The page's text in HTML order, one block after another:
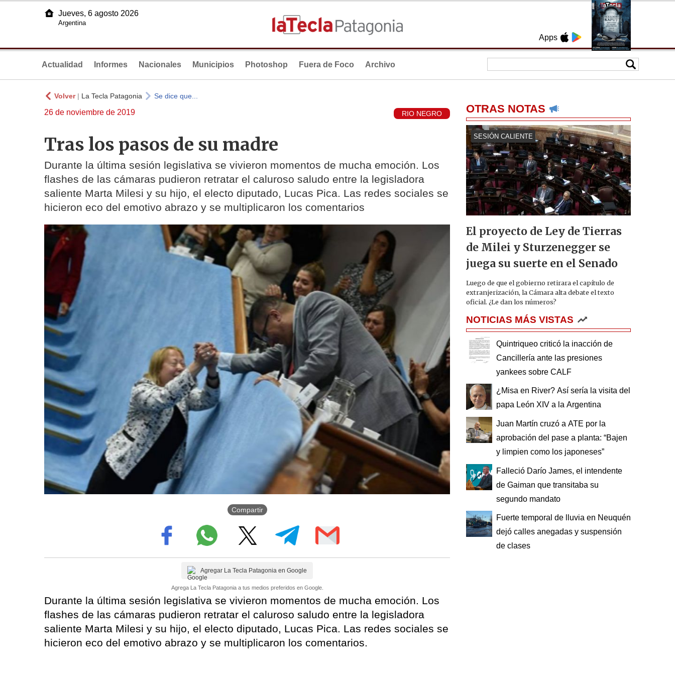
Apps
Jueves, 6 agosto 2026
Argentina
Actualidad Informes Nacionales Municipios Photoshop Fuera de Foco Archivo
Volver| La Tecla Patagonia Se dice que...
26 de noviembre de 2019 RIO NEGRO
Tras los pasos de su madre
Durante la última sesión legislativa se vivieron momentos de mucha emoción. Los
flashes de las cámaras pudieron retratar el caluroso saludo entre la legisladora
saliente Marta Milesi y su hijo, el electo diputado, Lucas Pica. Las redes sociales se
hicieron eco del emotivo abrazo y se multiplicaron los comentarios
Compartir
Agregar La Tecla Patagonia en Google
Agrega La Tecla Patagonia a tus medios preferidos en Google.
Durante la última sesión legislativa se vivieron momentos de mucha emoción. Los
flashes de las cámaras pudieron retratar el caluroso saludo entre la legisladora
saliente Marta Milesi y su hijo, el electo diputado, Lucas Pica. Las redes sociales se
hicieron eco del emotivo abrazo y se multiplicaron los comentarios.
OTRAS NOTAS
SESIÓN CALIENTE
El proyecto de Ley de Tierras
de Milei y Sturzenegger se
juega su suerte en el Senado
Luego de que el gobierno retirara el capítulo de
extranjerización, la Cámara alta debate el texto
oficial. ¿Le dan los números?
NOTICIAS MÁS VISTAS
Quintriqueo criticó la inacción de
Cancillería ante las presiones
yankees sobre CALF
¿Misa en River? Así sería la visita del
papa León XIV a la Argentina
Juan Martín cruzó a ATE por la
aprobación del pase a planta: “Bajen
y limpien como los japoneses”
Falleció Darío James, el intendente
de Gaiman que transitaba su
segundo mandato
Fuerte temporal de lluvia en Neuquén
dejó calles anegadas y suspensión
de clases